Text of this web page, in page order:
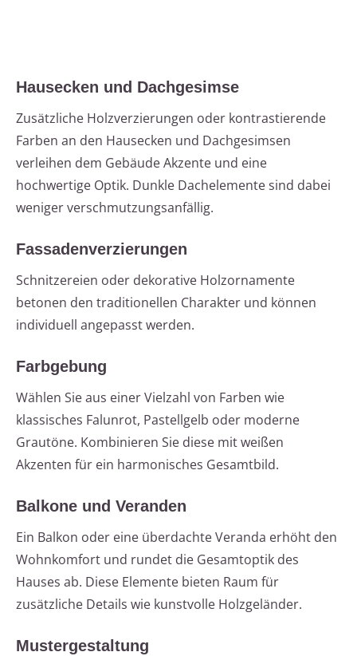
Hausecken und Dachgesimse
Zusätzliche Holzverzierungen oder kontrastierende
Farben an den Hausecken und Dachgesimsen
verleihen dem Gebäude Akzente und eine
hochwertige Optik. Dunkle Dachelemente sind dabei
weniger verschmutzungsanfällig.
Fassadenverzierungen
Schnitzereien oder dekorative Holzornamente
betonen den traditionellen Charakter und können
individuell angepasst werden.
Farbgebung
Wählen Sie aus einer Vielzahl von Farben wie
klassisches Falunrot, Pastellgelb oder moderne
Grautöne. Kombinieren Sie diese mit weißen
Akzenten für ein harmonisches Gesamtbild.
Balkone und Veranden
Ein Balkon oder eine überdachte Veranda erhöht den
Wohnkomfort und rundet die Gesamtoptik des
Hauses ab. Diese Elemente bieten Raum für
zusätzliche Details wie kunstvolle Holzgeländer.
Mustergestaltung